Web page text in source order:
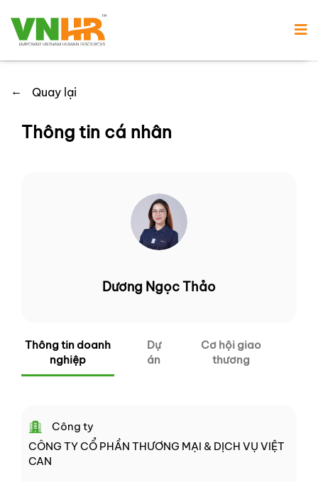
← Quay lại
Thông tin cá nhân
Dương Ngọc Thảo
Thông tin doanh
nghiệp
Dự
án
Cơ hội giao
thương
Công ty
CÔNG TY CỔ PHẦN THƯƠNG MẠI & DỊCH VỤ VIỆT
CAN